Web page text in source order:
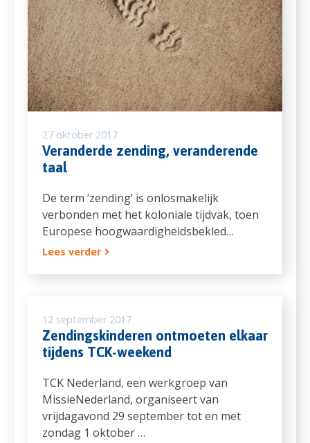
27 oktober 2017
Veranderde zending, veranderende
taal
De term ‘zending’ is onlosmakelijk
verbonden met het koloniale tijdvak, toen
Europese hoogwaardigheidsbekled…
Lees verder
12 september 2017
Zendingskinderen ontmoeten elkaar
tijdens TCK-weekend
TCK Nederland, een werkgroep van
MissieNederland, organiseert van
vrijdagavond 29 september tot en met
zondag 1 oktober …